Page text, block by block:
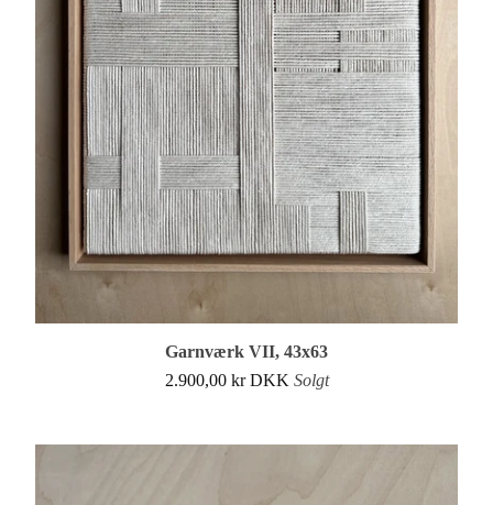
Garnværk VII, 43x63
2.900,00 kr DKK Solgt